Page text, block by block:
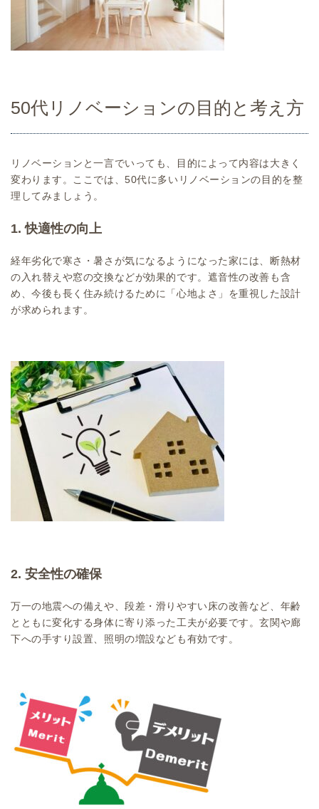
50代リノベーションの目的と考え方
リノベーションと一言でいっても、目的によって内容は大きく
変わります。ここでは、50代に多いリノベーションの目的を整
理してみましょう。
1. 快適性の向上
経年劣化で寒さ・暑さが気になるようになった家には、断熱材
の入れ替えや窓の交換などが効果的です。遮音性の改善も含
め、今後も長く住み続けるために「心地よさ」を重視した設計
が求められます。
2. 安全性の確保
万一の地震への備えや、段差・滑りやすい床の改善など、年齢
とともに変化する身体に寄り添った工夫が必要です。玄関や廊
下への手すり設置、照明の増設なども有効です。